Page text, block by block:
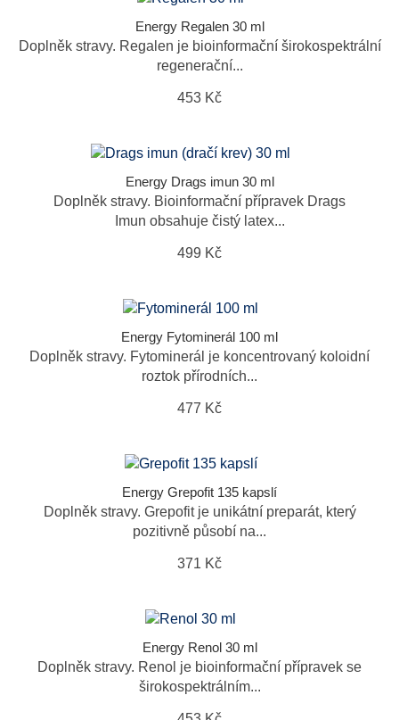
Energy Regalen 30 ml
Doplněk stravy. Regalen je bioinformační širokospektrální
regenerační...
453 Kč
Energy Drags imun 30 ml
Doplněk stravy. Bioinformační přípravek Drags
Imun obsahuje čistý latex...
499 Kč
Energy Fytominerál 100 ml
Doplněk stravy. Fytominerál je koncentrovaný koloidní
roztok přírodních...
477 Kč
Energy Grepofit 135 kapslí
Doplněk stravy. Grepofit je unikátní preparát, který
pozitivně působí na...
371 Kč
Energy Renol 30 ml
Doplněk stravy. Renol je bioinformační přípravek se
širokospektrálním...